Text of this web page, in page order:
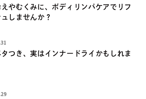
やむくみに、ボディリンパケアでリフ
ュしませんか？
つき、実はインナードライかもしれま